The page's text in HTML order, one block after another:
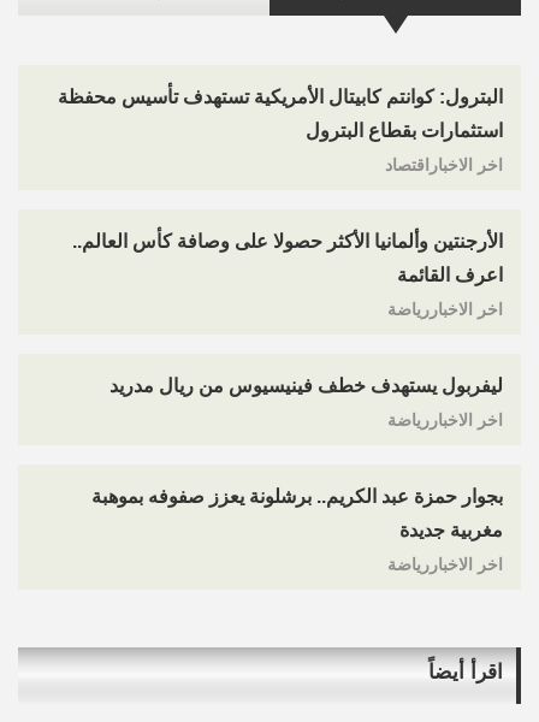
البترول: كوانتم كابيتال الأمريكية تستهدف تأسيس محفظة
استثمارات بقطاع البترول
اخر الاخباراقتصاد
الأرجنتين وألمانيا الأكثر حصولا على وصافة كأس العالم..
اعرف القائمة
اخر الاخباررياضة
ليفربول يستهدف خطف فينيسيوس من ريال مدريد
اخر الاخباررياضة
بجوار حمزة عبد الكريم.. برشلونة يعزز صفوفه بموهبة
مغربية جديدة
اخر الاخباررياضة
اقرأ أيضاً